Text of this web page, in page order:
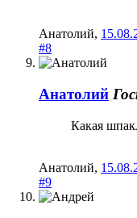
Анатолий,
#8
Анатолий
Какая
Анатолий,
#9